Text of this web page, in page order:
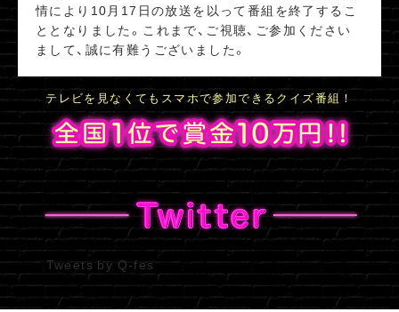
情により10月17日の放送を以って番組を終了するこ
ととなりました。これまで、ご視聴、ご参加ください
まして、誠に有難うございました。
テレビを見なくてもスマホで参加できるクイズ番組！
Tweets by Q-fes